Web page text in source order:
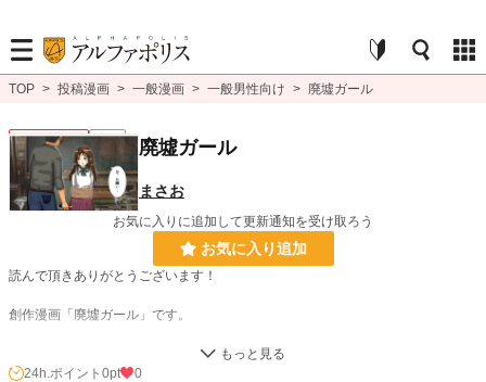
TOP > 投稿漫画 > 一般漫画 > 一般男性向け > 廃墟ガール
一般男性向け 完結 廃墟ガール
まさお
お気に入りに追加して更新通知を受け取ろう
お気に入り追加
読んで頂きありがとうございます！
創作漫画「廃墟ガール」です。
--物語--
24h.ポイント 0pt
0